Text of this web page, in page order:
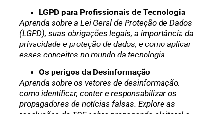
LGPD para Profissionais de Tecnologia
Aprenda sobre a Lei Geral de Proteção de Dados
(LGPD), suas obrigações legais, a importância da
privacidade e proteção de dados, e como aplicar
esses conceitos no mundo da tecnologia.
Os perigos da Desinformação
Aprenda sobre os vetores de desinformação,
como identificar, conter e responsabilizar os
propagadores de notícias falsas. Explore as